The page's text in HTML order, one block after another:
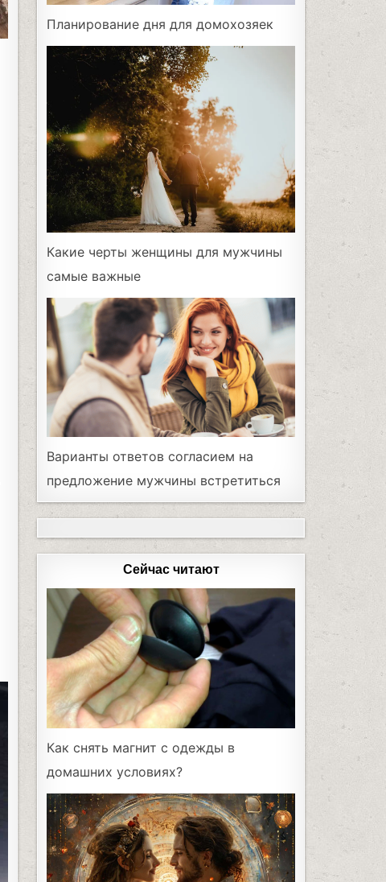
Планирование дня для домохозяек
Какие черты женщины для мужчины
самые важные
Варианты ответов согласием на
предложение мужчины встретиться
Сейчас читают
Как снять магнит с одежды в
домашних условиях?